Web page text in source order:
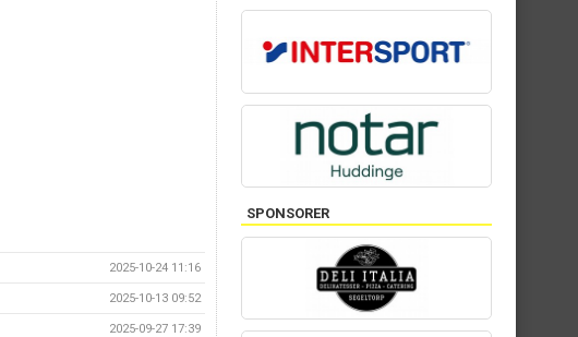
2025-10-24 11:16
2025-10-13 09:52
2025-09-27 17:39
SPONSORER